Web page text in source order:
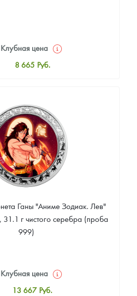
Клубная цена
8 665 Руб.
Цена выкупа
Звоните
Ганы "Аниме Зодиак. Лев"
г чистого серебра (проба
999)
Клубная цена
13 667 Руб.